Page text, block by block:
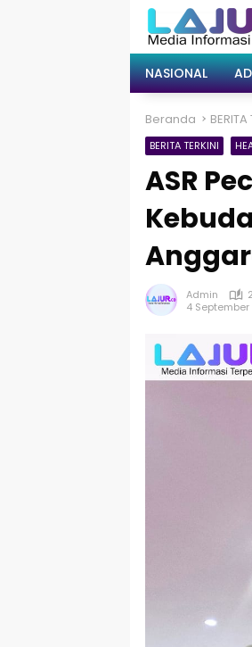
NASIONAL
Beranda BERITA
BERITA TERKINI
ASR
Admin
4